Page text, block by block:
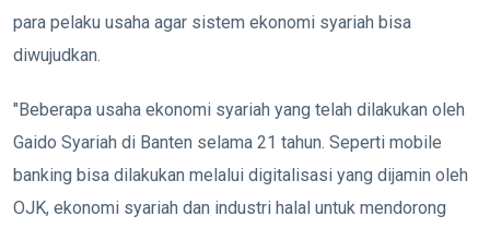
para pelaku usaha agar sistem ekonomi syariah bisa
diwujudkan.
"Beberapa usaha ekonomi syariah yang telah dilakukan oleh
Gaido Syariah di Banten selama 21 tahun. Seperti mobile
banking bisa dilakukan melalui digitalisasi yang dijamin oleh
OJK, ekonomi syariah dan industri halal untuk mendorong